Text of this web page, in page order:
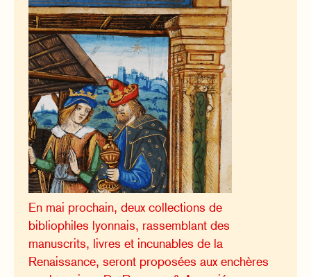
En mai prochain, deux collections de
bibliophiles lyonnais, rassemblant des
manuscrits, livres et incunables de la
Renaissance, seront proposées aux enchères